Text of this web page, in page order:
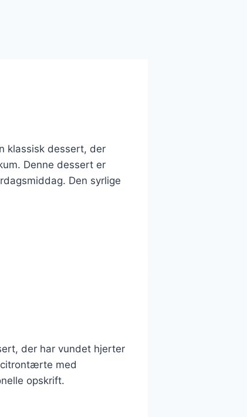
klassisk dessert, der
Denne dessert er
Den syrlige
der har vundet hjerter
med
opskrift.